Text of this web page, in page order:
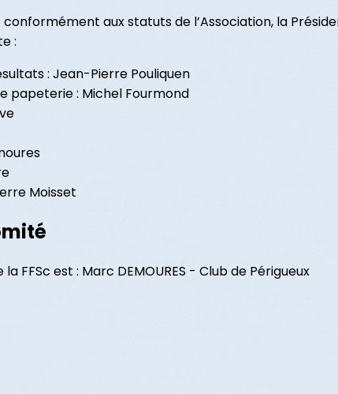
aux statuts de l’Association, la
:
: Jean-Pierre Pouliquen
papeterie : Michel Fourmond
Moisset
FFSc est : Marc DEMOURES - Club de Périgueux